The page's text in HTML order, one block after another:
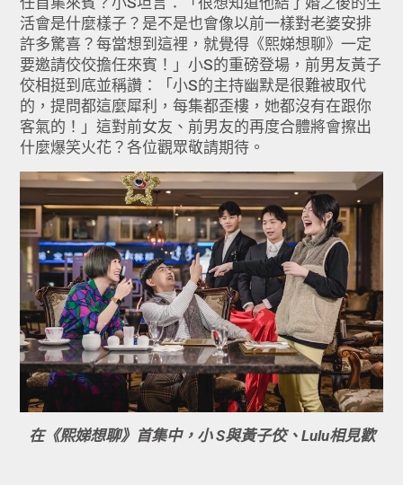
活會是什麼樣子？是不是也會像以前一樣對老婆安排
許多驚喜？每當想到這裡，就覺得《熙娣想聊》一定
要邀請佼佼擔任來賓！」小S的重磅登場，前男友黃子
佼相挺到底並稱讚：「小S的主持幽默是很難被取代
的，提問都這麼犀利，每集都歪樓，她都沒有在跟你
客氣的！」這對前女友、前男友的再度合體將會擦出
什麼爆笑火花？各位觀眾敬請期待。
在《熙娣想聊》首集中，小 S與黃子佼、Lulu相見歡